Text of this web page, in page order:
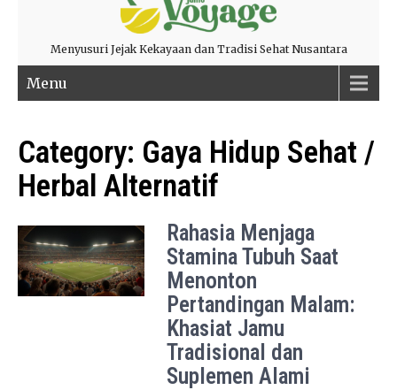
Menyusuri Jejak Kekayaan dan Tradisi Sehat Nusantara
Menu
Category: Gaya Hidup Sehat /
Herbal Alternatif
Rahasia Menjaga
Stamina Tubuh Saat
Menonton
Pertandingan Malam:
Khasiat Jamu
Tradisional dan
Suplemen Alami